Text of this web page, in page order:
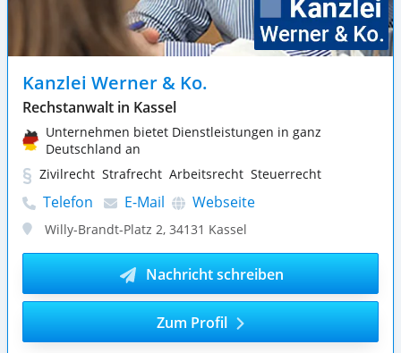
Kanzlei Werner & Ko.
Rechstanwalt in Kassel
Unternehmen bietet Dienstleistungen in ganz
Deutschland an
Zivilrecht Strafrecht Arbeitsrecht Steuerrecht
Telefon E-Mail Webseite
Willy-Brandt-Platz 2, 34131 Kassel
Nachricht schreiben
Zum Profil